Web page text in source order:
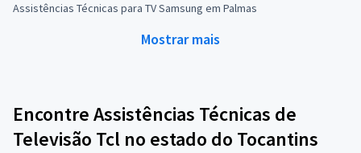
Assistências Técnicas para TV Samsung em Palmas
Mostrar mais
Encontre Assistências Técnicas de
Televisão Tcl no estado do Tocantins